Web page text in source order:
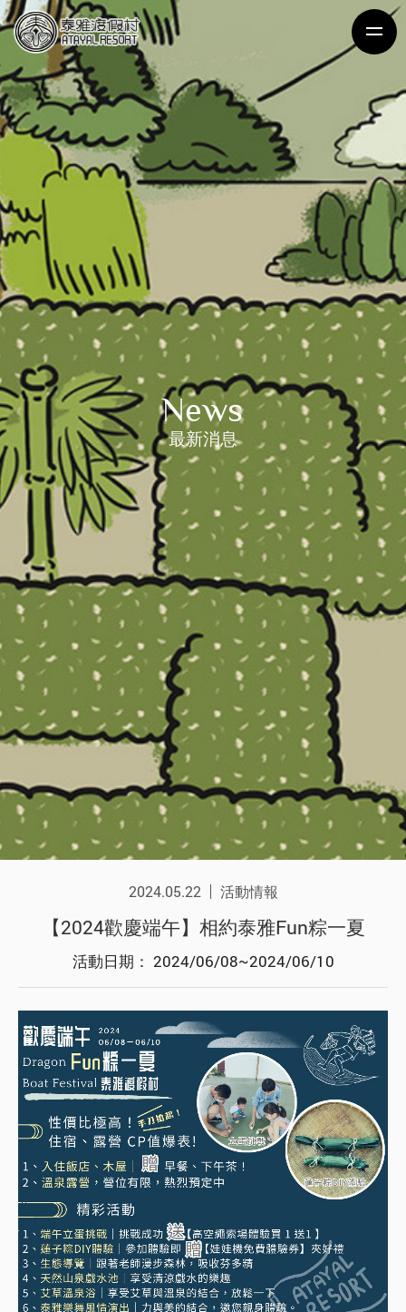
News
最新消息
2024.05.22 活動情報
【2024歡慶端午】相約泰雅Fun粽一夏
活動日期： 2024/06/08~2024/06/10